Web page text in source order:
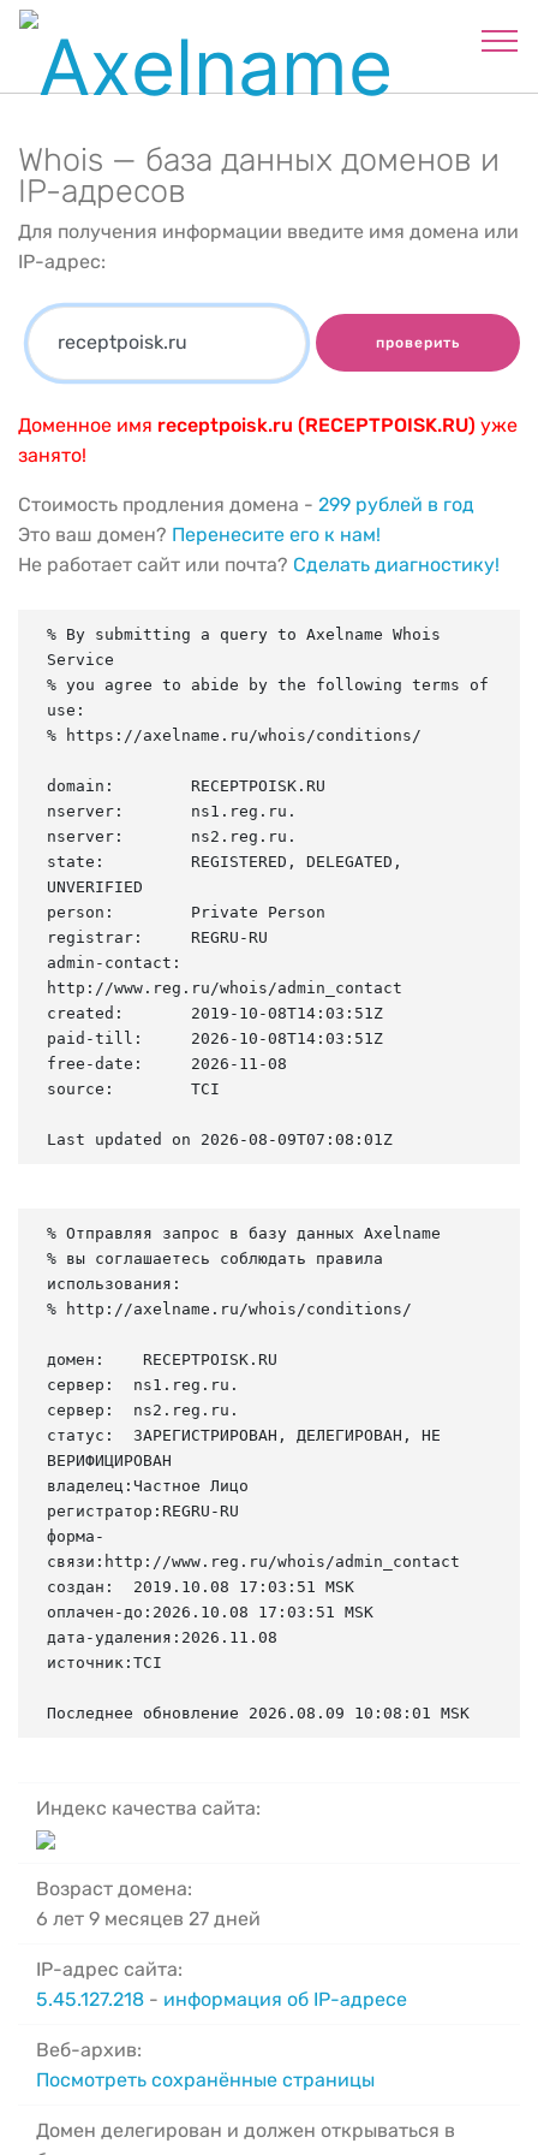
Whois — база данных доменов и
IP-адресов
Для получения информации введите имя домена или
IP-адрес:
проверить
Доменное имя receptpoisk.ru (RECEPTPOISK.RU) уже
занято!
Стоимость продления домена - 299 рублей в год
Это ваш домен? Перенесите его к нам!
Не работает сайт или почта? Сделать диагностику!
% By submitting a query to Axelname Whois
Service
% you agree to abide by the following terms of
use:
% https://axelname.ru/whois/conditions/
domain:        RECEPTPOISK.RU
nserver:       ns1.reg.ru.
nserver:       ns2.reg.ru.
state:         REGISTERED, DELEGATED,
UNVERIFIED
person:        Private Person
registrar:     REGRU-RU
admin-contact:
http://www.reg.ru/whois/admin_contact
created:       2019-10-08T14:03:51Z
paid-till:     2026-10-08T14:03:51Z
free-date:     2026-11-08
source:        TCI
Last updated on 2026-08-09T07:08:01Z
% Отправляя запрос в базу данных Axelname
% вы соглашаетесь соблюдать правила
использования:
% http://axelname.ru/whois/conditions/
домен:    RECEPTPOISK.RU
сервер:  ns1.reg.ru.
сервер:  ns2.reg.ru.
статус:  ЗАРЕГИСТРИРОВАН, ДЕЛЕГИРОВАН, НЕ
ВЕРИФИЦИРОВАН
владелец:Частное Лицо
регистратор:REGRU-RU
форма-
связи:http://www.reg.ru/whois/admin_contact
создан:  2019.10.08 17:03:51 MSK
оплачен-до:2026.10.08 17:03:51 MSK
дата-удаления:2026.11.08
источник:TCI
Последнее обновление 2026.08.09 10:08:01 MSK
Индекс качества сайта:
Возраст домена:
6 лет 9 месяцев 27 дней
IP-адрес сайта:
5.45.127.218 - информация об IP-адресе
Веб-архив:
Посмотреть сохранённые страницы
Домен делегирован и должен открываться в